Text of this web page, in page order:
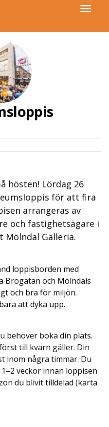
hösten! Lördag 26
för att fira
arrangeras av
och fastighetsägare i
Mölndal Galleria.
loppisborden med
Brogatan och Mölndals
och bra för miljön.
att dyka upp.
behöver boka din plats.
till kvarn gäller. Din
inom några timmar. Du
veckor innan loppisen
du blivit tilldelad (karta